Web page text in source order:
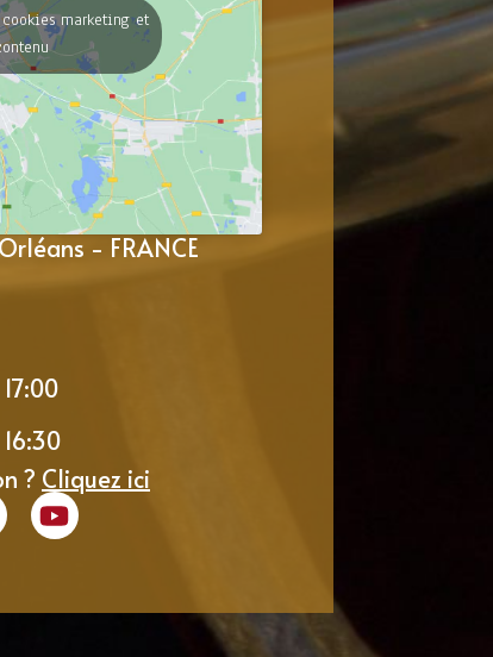
marketing et
- FRANCE
? Cliquez ici